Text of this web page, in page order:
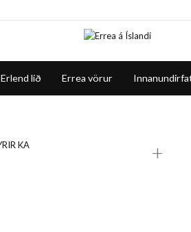
Erlend lið Errea vörur
+